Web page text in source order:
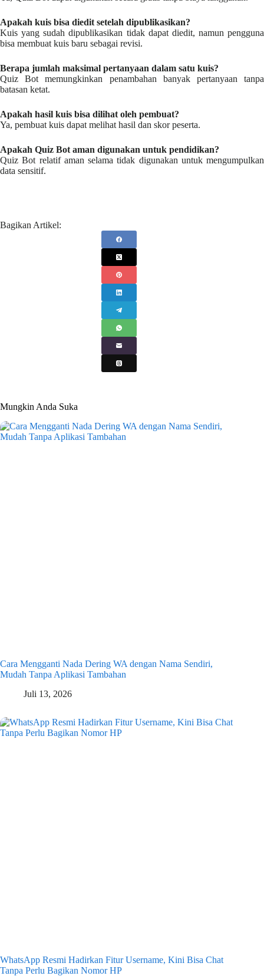
Apakah kuis bisa diedit setelah dipublikasikan?
Kuis yang sudah dipublikasikan tidak dapat diedit, namun pengguna
bisa membuat kuis baru sebagai revisi.
Berapa jumlah maksimal pertanyaan dalam satu kuis?
Quiz Bot memungkinkan penambahan banyak pertanyaan tanpa
batasan ketat.
Apakah hasil kuis bisa dilihat oleh pembuat?
Ya, pembuat kuis dapat melihat hasil dan skor peserta.
Apakah Quiz Bot aman digunakan untuk pendidikan?
Quiz Bot relatif aman selama tidak digunakan untuk mengumpulkan
data sensitif.
Bagikan Artikel:
Mungkin Anda Suka
Cara Mengganti Nada Dering WA dengan Nama Sendiri,
Mudah Tanpa Aplikasi Tambahan
Juli 13, 2026
WhatsApp Resmi Hadirkan Fitur Username, Kini Bisa Chat
Tanpa Perlu Bagikan Nomor HP